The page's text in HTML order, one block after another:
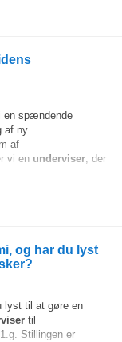
en spændende
af ny
af
vi en underviser, der
og har du lyst
lyst til at gøre en
til
Stillingen er